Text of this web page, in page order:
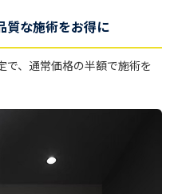
な施術をお得に
で、通常価格の半額で施術を